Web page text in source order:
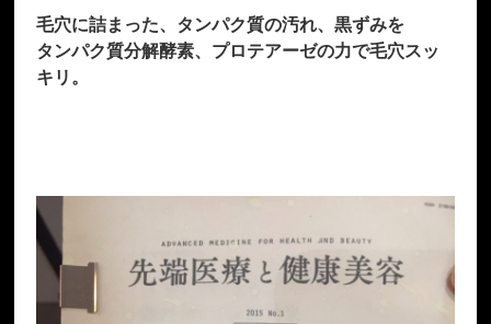
毛穴に詰まった、タンパク質の汚れ、黒ずみを
タンパク質分解酵素、プロテアーゼの力で毛穴スッ
キリ。